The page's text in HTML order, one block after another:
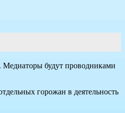
Медиаторы будут проводниками
горожан в деятельность